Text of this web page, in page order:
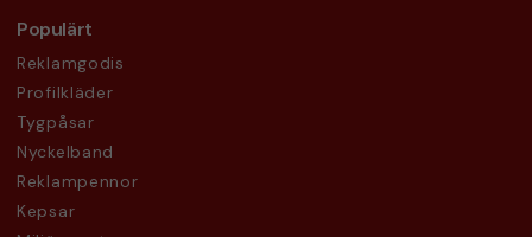
Populärt
Reklamgodis
Profilkläder
Tygpåsar
Nyckelband
Reklampennor
Kepsar